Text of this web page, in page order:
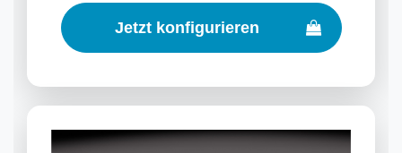
Jetzt konfigurieren